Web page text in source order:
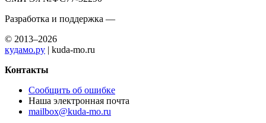
Разработка и поддержка —
© 2013–2026
кудамо.ру | kuda-mo.ru
Контакты
Сообщить об ошибке
Наша электронная почта
mailbox@kuda-mo.ru